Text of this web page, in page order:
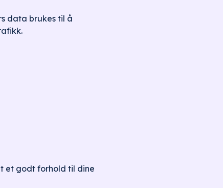
data brukes til å
et godt forhold til dine